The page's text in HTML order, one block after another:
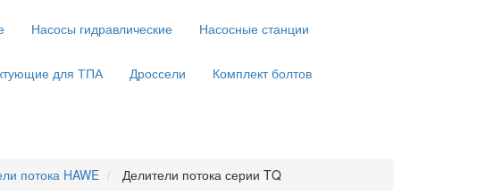
Насосы гидравлические Насосные станции
для ТПА Дроссели Комплект болтов
потока HAWE Делители потока серии TQ